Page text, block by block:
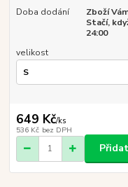
Doba dodání
Zboží
Stačí,
24:00
velikost
649 Kč/ks
536 Kč bez DPH